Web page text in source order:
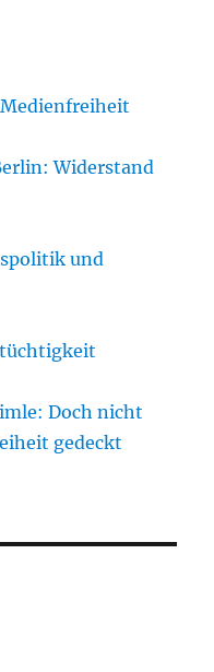
Widerstand
und
Doch nicht
gedeckt